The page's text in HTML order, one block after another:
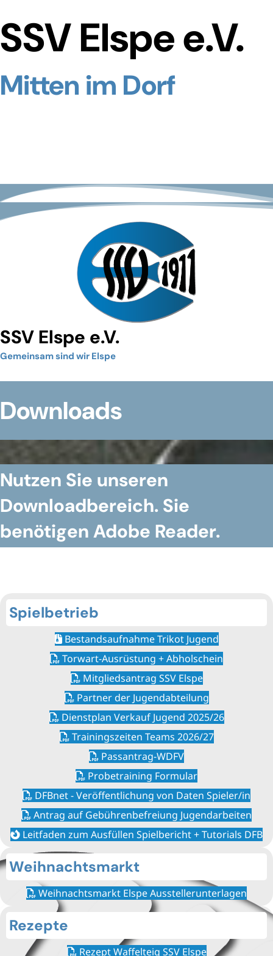
SSV Elspe e.V.
Mitten im Dorf
SSV Elspe e.V.
Gemeinsam sind wir Elspe
Downloads
Nutzen Sie unseren
Downloadbereich. Sie
benötigen Adobe Reader.
Spielbetrieb
Bestandsaufnahme Trikot Jugend
Torwart-Ausrüstung + Abholschein
Mitgliedsantrag SSV Elspe
Partner der Jugendabteilung
Dienstplan Verkauf Jugend 2025/26
Trainingszeiten Teams 2026/27
Passantrag-WDFV
Probetraining Formular
DFBnet - Veröffentlichung von Daten Spieler/in
Antrag auf Gebührenbefreiung Jugendarbeiten
Leitfaden zum Ausfüllen Spielbericht + Tutorials DFB
Weihnachtsmarkt
Weihnachtsmarkt Elspe Ausstellerunterlagen
Rezepte
Rezept Waffelteig SSV Elspe